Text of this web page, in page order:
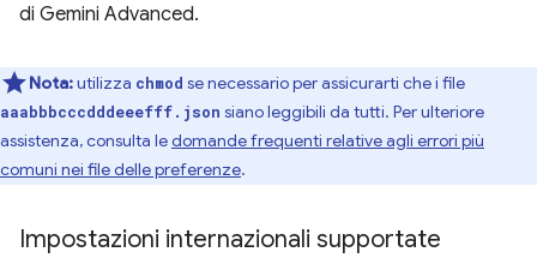
di Gemini Advanced.
Nota:utilizza chmod se necessario per assicurarti che i file
aaabbbcccdddeeefff.json siano leggibili da tutti. Per ulteriore
assistenza, consulta ledomande frequenti relative agli errori più
comuni nei file delle preferenze.
Impostazioni internazionali supportate